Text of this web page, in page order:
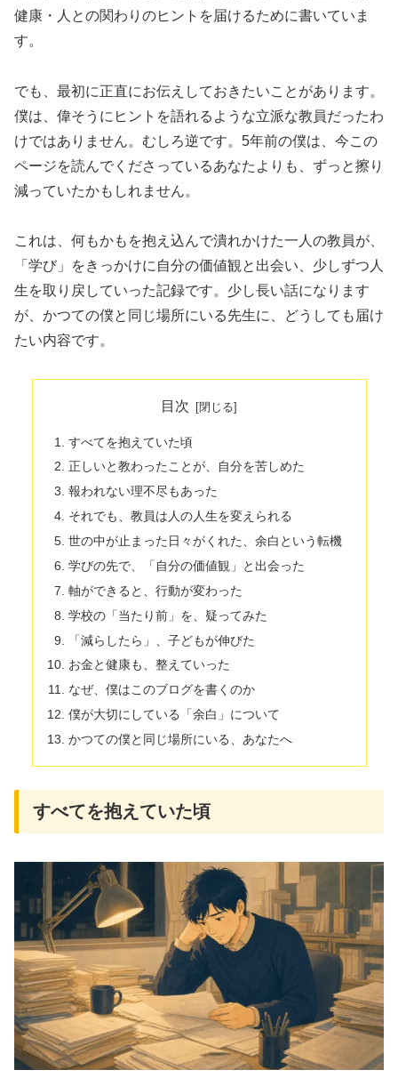
健康・人との関わりのヒントを届けるために書いていま
す。
でも、最初に正直にお伝えしておきたいことがあります。
僕は、偉そうにヒントを語れるような立派な教員だったわ
けではありません。むしろ逆です。5年前の僕は、今この
ページを読んでくださっているあなたよりも、ずっと擦り
減っていたかもしれません。
これは、何もかもを抱え込んで潰れかけた一人の教員が、
「学び」をきっかけに自分の価値観と出会い、少しずつ人
生を取り戻していった記録です。少し長い話になります
が、かつての僕と同じ場所にいる先生に、どうしても届け
たい内容です。
目次
すべてを抱えていた頃
正しいと教わったことが、自分を苦しめた
報われない理不尽もあった
それでも、教員は人の人生を変えられる
世の中が止まった日々がくれた、余白という転機
学びの先で、「自分の価値観」と出会った
軸ができると、行動が変わった
学校の「当たり前」を、疑ってみた
「減らしたら」、子どもが伸びた
お金と健康も、整えていった
なぜ、僕はこのブログを書くのか
僕が大切にしている「余白」について
かつての僕と同じ場所にいる、あなたへ
すべてを抱えていた頃